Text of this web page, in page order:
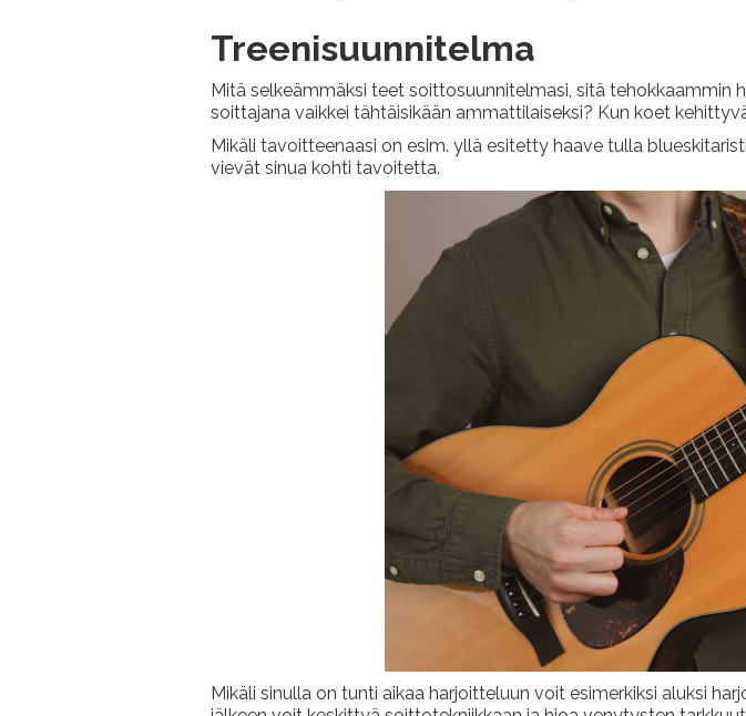
Treenisuunnitelma
Mitä selkeämmäksi teet soittosuunnitelmasi, sitä tehokkaammin
soittajana vaikkei tähtäisikään ammattilaiseksi? Kun koet
Mikäli tavoitteenaasi on esim. yllä esitetty haave tulla
vievät sinua kohti tavoitetta.
Mikäli sinulla on tunti aikaa harjoitteluun voit esimerkiksi aluksi